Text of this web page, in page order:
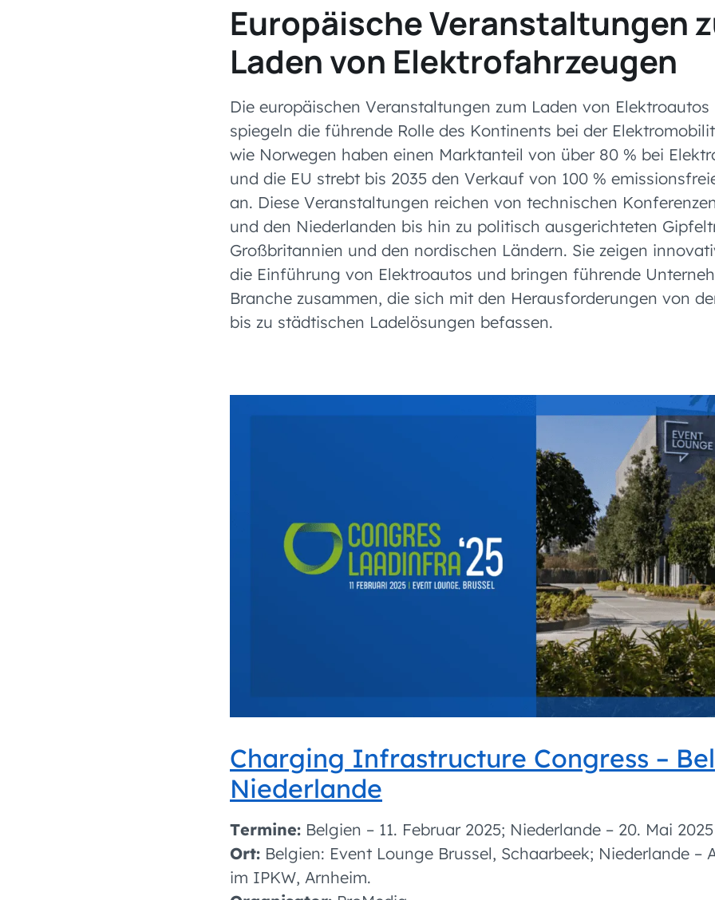
Europäische Veranstaltungen
Laden von Elektrofahrzeugen
Die europäischen Veranstaltungen zum Laden von
spiegeln die führende Rolle des Kontinents bei der
wie Norwegen haben einen Marktanteil von über 80 % bei
und die EU strebt bis 2035 den Verkauf von 100 %
an. Diese Veranstaltungen reichen von technischen
und den Niederlanden bis hin zu politisch ausgerichteten
Großbritannien und den nordischen Ländern. Sie zeigen
die Einführung von Elektroautos und bringen führende
Branche zusammen, die sich mit den Herausforderungen von
bis zu städtischen Ladelösungen befassen.
Charging Infrastructure Congress –
Niederlande
Termine: Belgien – 11. Februar 2025; Niederlande – 20. Mai 2025
Ort: Belgien: Event Lounge Brussel, Schaarbeek; Niederlande –
im IPKW, Arnheim.